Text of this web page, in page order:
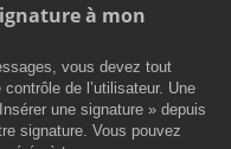
à mon
vous devez tout
de l’utilisateur. Une
une signature » depuis
signature. Vous pouvez